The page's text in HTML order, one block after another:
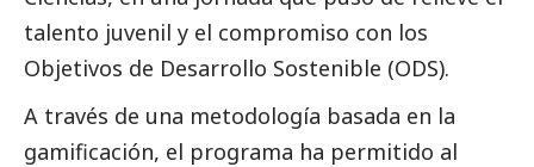
talento juvenil y el compromiso con los
Objetivos de Desarrollo Sostenible (ODS).
A través de una metodología basada en la
gamificación, el programa ha permitido al